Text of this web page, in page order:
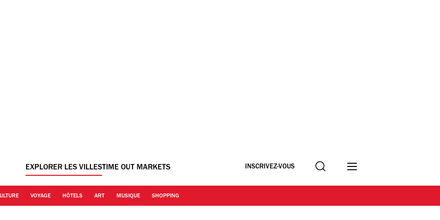
EXPLORER LES VILLESTIME OUT MARKETS INSCRIVEZ-VOUS Recherche
VOYAGE HÔTELS ART MUSIQUE SHOPPING